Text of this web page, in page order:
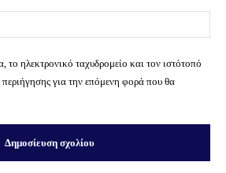
το ηλεκτρονικό ταχυδρομείο και τον ιστότοπό
για την επόμενη φορά που θα